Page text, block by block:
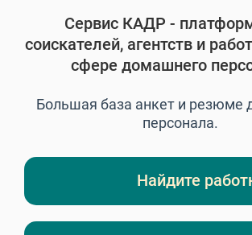
Сервис КАДР -
соискателей, агентств и
сфере домашнего
Большая база анкет и резюме
персонала.
Найдите